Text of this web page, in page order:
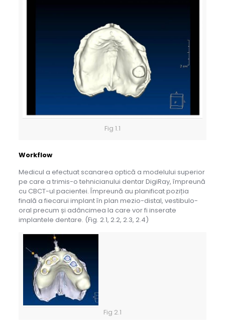
Fig 1.1
Workflow
Medicul a efectuat scanarea optică a modelului superior
pe care a trimis-o tehnicianului dentar DigiRay, împreună
cu CBCT-ul pacientei. Împreună au planificat poziția
finală a fiecarui implant în plan mezio-distal, vestibulo-
oral precum și adâncimea la care vor fi inserate
implantele dentare. (Fig. 2.1, 2.2, 2.3, 2.4)
Fig 2.1